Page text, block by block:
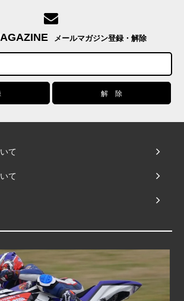
メールマガジン登録・解除
て
て